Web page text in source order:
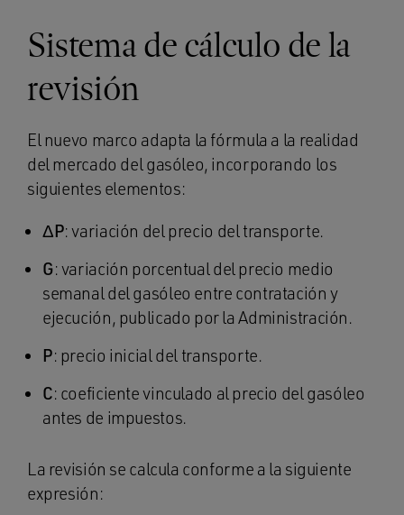
Sistema de cálculo de la
revisión
El nuevo marco adapta la fórmula a la realidad
del mercado del gasóleo, incorporando los
siguientes elementos:
ΔP: variación del precio del transporte.
G: variación porcentual del precio medio
semanal del gasóleo entre contratación y
ejecución, publicado por la Administración.
P: precio inicial del transporte.
C: coeficiente vinculado al precio del gasóleo
antes de impuestos.
La revisión se calcula conforme a la siguiente
expresión: